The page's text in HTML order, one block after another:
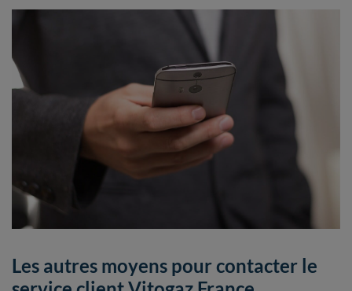
Les autres moyens pour contacter le